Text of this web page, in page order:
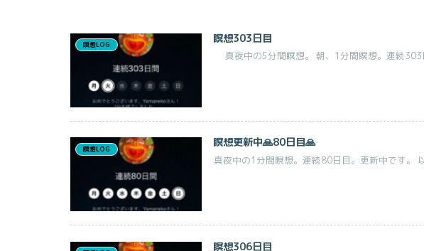
瞑想LOG 瞑想303日目
真夜中の5分間瞑想。 朝、1分間瞑想。連続303
瞑想LOG 瞑想更新中🙏80日目🙏
真夜中の1分間瞑想。連続80日目。更新中です。
瞑想306日目